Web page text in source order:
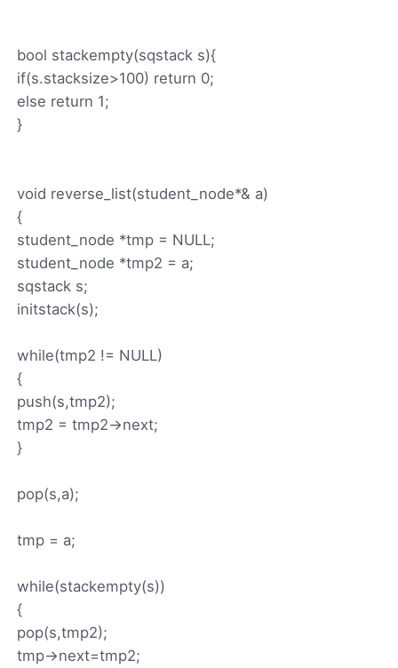
bool stackempty(sqstack s){
if(s.stacksize>100) return 0;
else return 1;
}
void reverse_list(student_node*& a)
{
student_node *tmp = NULL;
student_node *tmp2 = a;
sqstack s;
initstack(s);
while(tmp2 != NULL)
{
push(s,tmp2);
tmp2 = tmp2->next;
}
pop(s,a);
tmp = a;
while(stackempty(s))
{
pop(s,tmp2);
tmp->next=tmp2;